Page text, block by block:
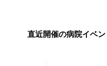
直近開催の病院イベン